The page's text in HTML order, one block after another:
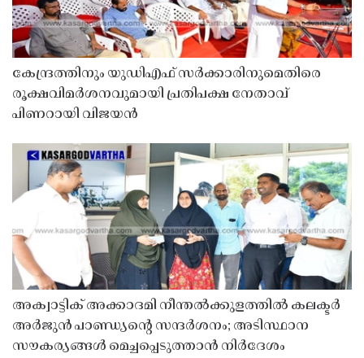
കേന്ദ്രത്തിനും യുഡിഎഫ് സർക്കാരിനുമെതിരെ
രൂക്ഷവിമർശനവുമായി പ്രതിപക്ഷ നേതാവ്
പിണറായി വിജയൻ
അക്വാട്ടിക് അക്കാദമി നീന്തൽക്കുളത്തിൽ കലക്ടർ
അർജുൻ പാണ്ഡ്യൻ്റെ സന്ദർശനം; അടിസ്ഥാന
സൗകര്യങ്ങൾ മെച്ചപ്പെടുത്താൻ നിർദേശം